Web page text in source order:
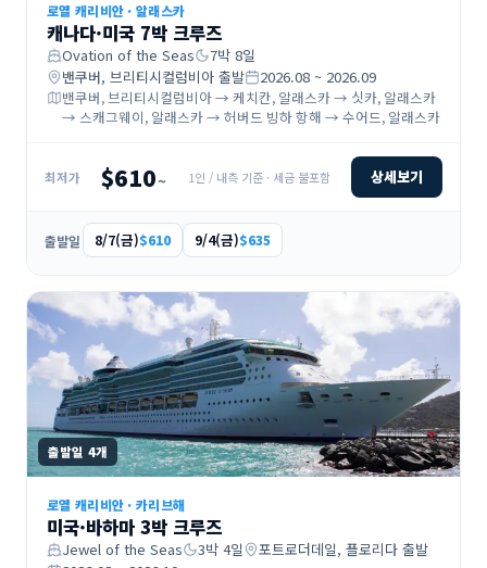
로열 캐리비안·알래스카
캐나다·미국 7박 크루즈
Ovation of the Seas 7박 8일
밴쿠버, 브리티시컬럼비아 출발
2026.08 ~ 2026.09
밴쿠버, 브리티시컬럼비아 → 케치칸, 알래스카 → 싯카, 알래스카
→ 스캐그웨이, 알래스카 → 허버드 빙하 항해 → 수어드, 알래스카
최저가 $610~ 1인 / 내측 기준 · 세금 불포함 상세보기
출발일 8/7(금)$610 9/4(금)$635
출발일 4개
로열 캐리비안·카리브해
미국·바하마 3박 크루즈
Jewel of the Seas 3박 4일 포트로더데일, 플로리다 출발